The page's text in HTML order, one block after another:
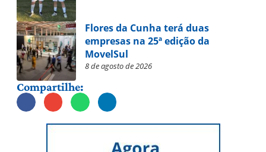
Flores da Cunha terá duas
empresas na 25ª edição da
MovelSul
8 de agosto de 2026
Compartilhe: